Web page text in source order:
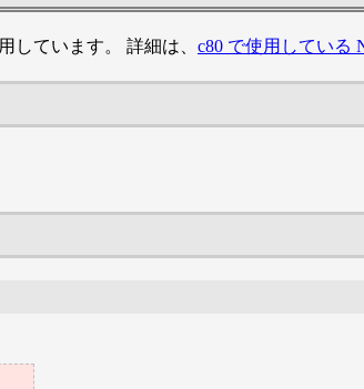
しています。 詳細は、 c80 で使用している